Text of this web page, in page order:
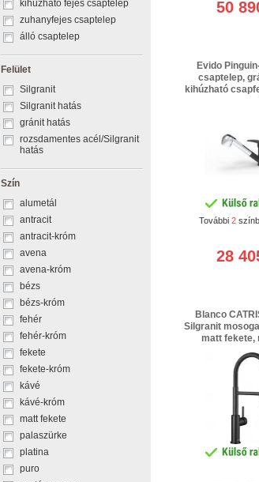
kihúzható fejes csaptelep
zuhanyfejes csaptelep
álló csaptelep
Felület
Silgranit
Silgranit hatás
gránit hatás
rozsdamentes acél/Silgranit
hatás
Szín
alumetál
antracit
antracit-króm
avena
avena-króm
bézs
bézs-króm
fehér
fehér-króm
fekete
fekete-króm
kávé
kávé-króm
matt fekete
palaszürke
platina
puro
50
Evido
csaptelep,
kihúzható
További 2
28
Blanco
Silgranit
matt fekete,
gumitömlő,
funkció,
rögzíthető
jótállás + 2 év